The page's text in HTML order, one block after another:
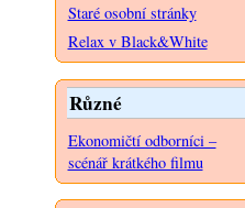
Staré osobní stránky
Relax v Black&White
Různé
Ekonomičtí odborníci –
scénář krátkého filmu